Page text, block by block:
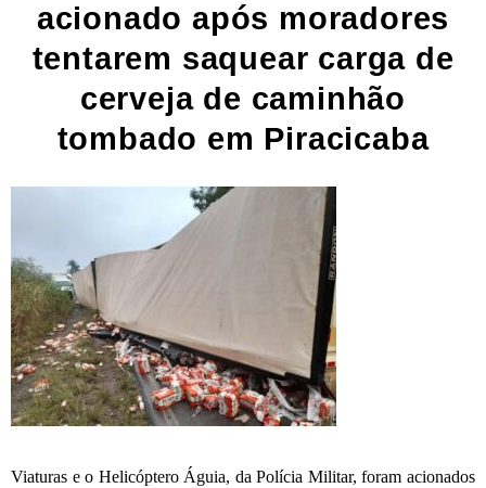
acionado após moradores
tentarem saquear carga de
cerveja de caminhão
tombado em Piracicaba
Viaturas e o Helicóptero Águia, da Polícia Militar, foram acionados